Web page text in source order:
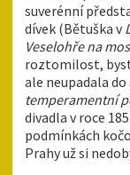
suverénní
dívek (Bětuška v
Veselohře na
roztomilost,
ale neupadala
temperamentní
divadla v roce
podmínkách
Prahy už si